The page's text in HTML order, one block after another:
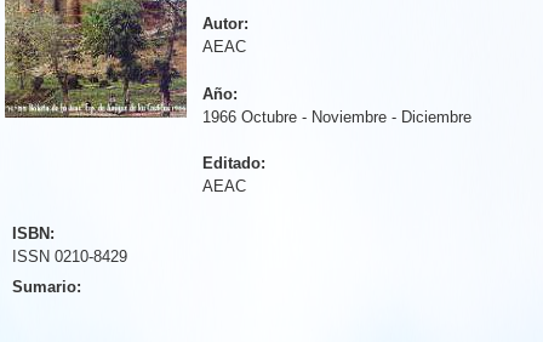
Autor:
AEAC
Año:
1966 Octubre - Noviembre - Diciembre
Editado:
AEAC
ISBN:
ISSN 0210-8429
Sumario: